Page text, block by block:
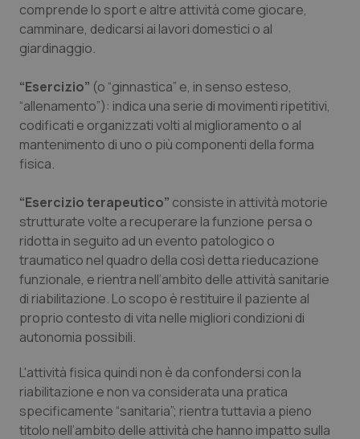
Quotidiano Pediatria
Rene & patologie urogenitali
Salute orale & impianti
Sangue & coagulazione
Tumore al seno
Tumore ovarico
Tumori del Polmone & Testa Collo
Tumori gastrointestinali
Ulcera & Reflusso
Vaccini
comprende lo sport e altre attività come giocare,
camminare, dedicarsi ai lavori domestici o al
giardinaggio.
“Esercizio” (o “ginnastica” e, in senso esteso,
“allenamento”): indica una serie di movimenti ripetitivi,
codificati e organizzati volti al miglioramento o al
mantenimento di uno o più componenti della forma
fisica.
“Esercizio terapeutico” consiste in attività motorie
strutturate volte a recuperare la funzione persa o
ridotta in seguito ad un evento patologico o
traumatico nel quadro della così detta rieducazione
funzionale, e rientra nell’ambito delle attività sanitarie
di riabilitazione. Lo scopo è restituire il paziente al
proprio contesto di vita nelle migliori condizioni di
autonomia possibili.
L'attività fisica quindi non è da confondersi con la
riabilitazione e non va considerata una pratica
specificamente “sanitaria”; rientra tuttavia a pieno
titolo nell’ambito delle attività che hanno impatto sulla